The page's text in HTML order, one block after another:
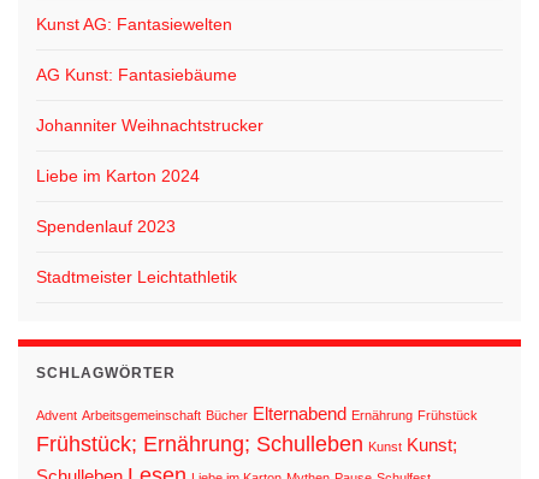
Kunst AG: Fantasiewelten
AG Kunst: Fantasiebäume
Johanniter Weihnachtstrucker
Liebe im Karton 2024
Spendenlauf 2023
Stadtmeister Leichtathletik
SCHLAGWÖRTER
Advent Arbeitsgemeinschaft Bücher Elternabend Ernährung Frühstück
Frühstück; Ernährung; Schulleben Kunst Kunst;